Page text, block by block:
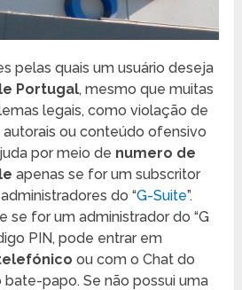
pelas quais um usuário deseja
Portugal, mesmo que muitas
legais, como violação de
ou conteúdo ofensivo
por meio de numero de
apenas se for um subscritor
do “G-Suite”.
se for um administrador do “G
PIN, pode entrar em
ou com o Chat do
papo. Se não possui uma